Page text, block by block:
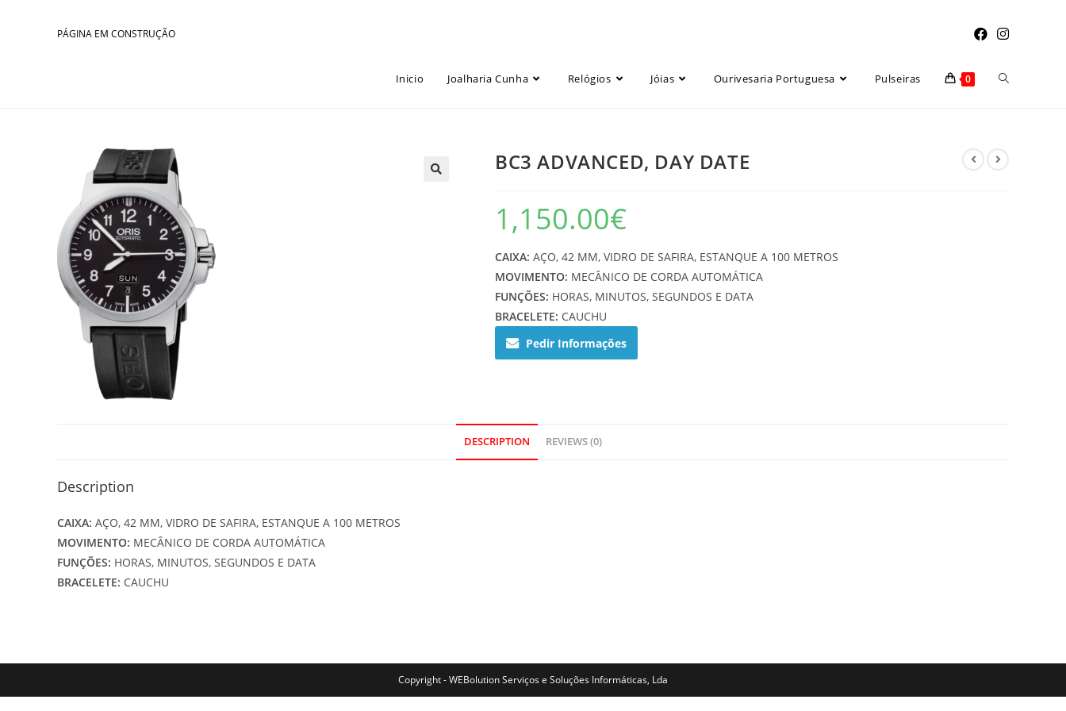
PÁGINA EM CONSTRUÇÃO
Inicio Joalharia Cunha Relógios Jóias Ourivesaria Portuguesa Pulseiras 0 Toggle
BC3 ADVANCED, DAY DATE
1,150.00€
CAIXA: AÇO, 42 MM, VIDRO DE SAFIRA, ESTANQUE A 100 METROS
MOVIMENTO: MECÂNICO DE CORDA AUTOMÁTICA
FUNÇÕES: HORAS, MINUTOS, SEGUNDOS E DATA
BRACELETE: CAUCHU
Pedir Informações
DESCRIPTION REVIEWS (0)
Description
CAIXA: AÇO, 42 MM, VIDRO DE SAFIRA, ESTANQUE A 100 METROS
MOVIMENTO: MECÂNICO DE CORDA AUTOMÁTICA
FUNÇÕES: HORAS, MINUTOS, SEGUNDOS E DATA
BRACELETE: CAUCHU
Copyright - WEBolution Serviços e Soluções Informáticas, Lda